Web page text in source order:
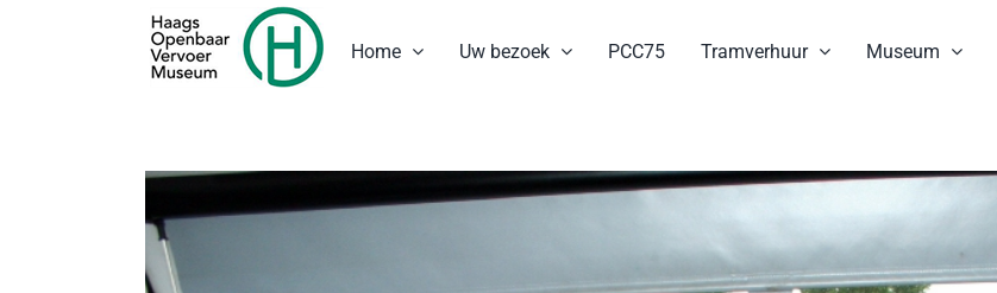
Home Uw bezoek PCC75 Tramverhuur Museum